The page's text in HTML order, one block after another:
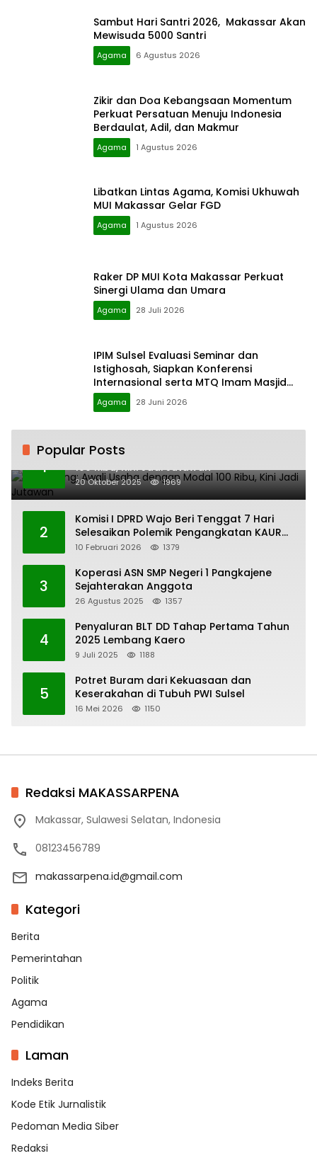
Sambut Hari Santri 2026, Makassar Akan
Mewisuda 5000 Santri
Agama 6 Agustus 2026
Zikir dan Doa Kebangsaan Momentum
Perkuat Persatuan Menuju Indonesia
Berdaulat, Adil, dan Makmur
Agama 1 Agustus 2026
Libatkan Lintas Agama, Komisi Ukhuwah
MUI Makassar Gelar FGD
Agama 1 Agustus 2026
Raker DP MUI Kota Makassar Perkuat
Sinergi Ulama dan Umara
Agama 28 Juli 2026
IPIM Sulsel Evaluasi Seminar dan
Istighosah, Siapkan Konferensi
Internasional serta MTQ Imam Masjid
Nasional
Agama 28 Juni 2026
Popular Posts
1
H. Ampang: Awali Usaha dengan Modal
100 Ribu, Kini Jadi Jutawan
20 Oktober 2025 1969
2
Komisi I DPRD Wajo Beri Tenggat 7 Hari
Selesaikan Polemik Pengangkatan KAUR
Keuangan Desa Bau-Bau
10 Februari 2026 1379
3
Koperasi ASN SMP Negeri 1 Pangkajene
Sejahterakan Anggota
26 Agustus 2025 1357
4
Penyaluran BLT DD Tahap Pertama Tahun
2025 Lembang Kaero
9 Juli 2025 1188
5
Potret Buram dari Kekuasaan dan
Keserakahan di Tubuh PWI Sulsel
16 Mei 2026 1150
Redaksi MAKASSARPENA
Makassar, Sulawesi Selatan, Indonesia
08123456789
makassarpena.id@gmail.com
Kategori
Berita
Pemerintahan
Politik
Agama
Pendidikan
Laman
Indeks Berita
Kode Etik Jurnalistik
Pedoman Media Siber
Redaksi